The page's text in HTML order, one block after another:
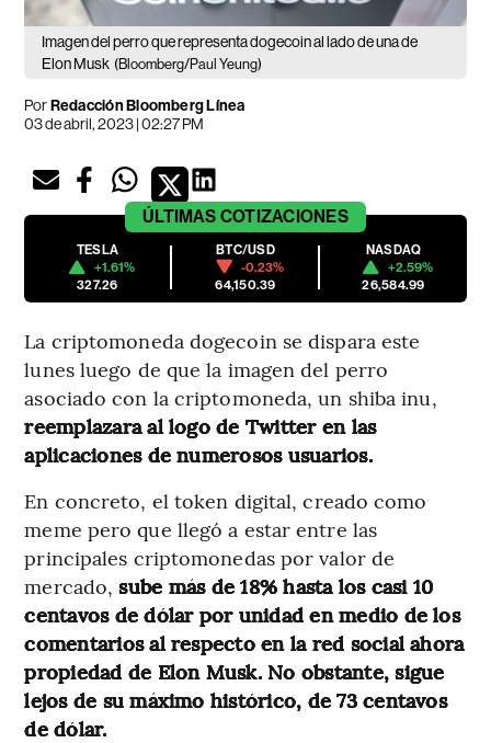
Imagen del perro que representa dogecoin al lado de una de
Elon Musk (Bloomberg/Paul Yeung)
PorRedacción Bloomberg Línea
03 de abril, 2023 | 02:27 PM
ÚLTIMAS COTIZACIONES
TESLA
+1.61%
327.26
BTC/USD
-0.23%
64,150.39
NASDAQ
+2.59%
26,584.99
La criptomoneda dogecoin se dispara este
lunes luego de que la imagen del perro
asociado con la criptomoneda, un shiba inu,
reemplazara al logo de Twitter en las
aplicaciones de numerosos usuarios.
En concreto, el token digital, creado como
meme pero que llegó a estar entre las
principales criptomonedas por valor de
mercado, sube más de 18% hasta los casi 10
centavos de dólar por unidad en medio de los
comentarios al respecto en la red social ahora
propiedad de Elon Musk. No obstante, sigue
lejos de su máximo histórico, de 73 centavos
de dólar.